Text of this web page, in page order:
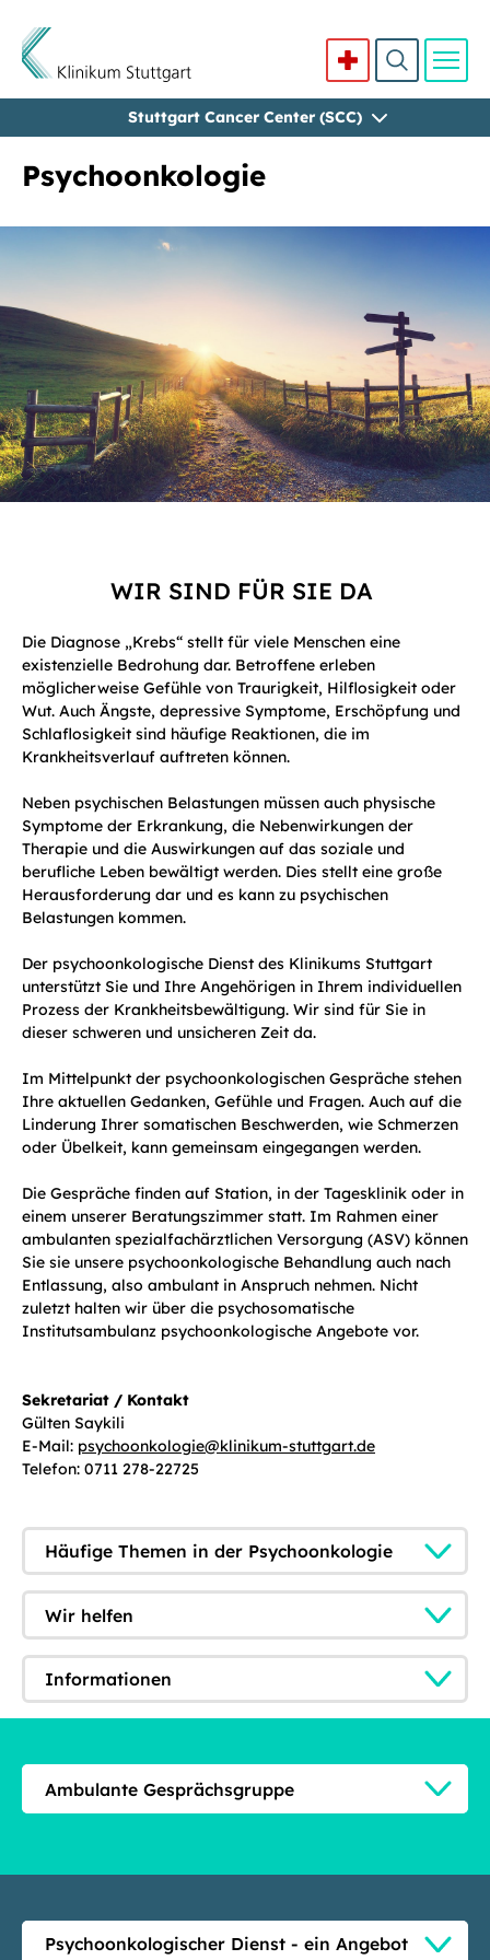
Stuttgart Cancer Center (SCC)
Psychoonkologie
WIR SIND FÜR SIE DA
Die Diagnose „Krebs“ stellt für viele Menschen eine
existenzielle Bedrohung dar. Betroffene erleben
möglicherweise Gefühle von Traurigkeit, Hilflosigkeit oder
Wut. Auch Ängste, depressive Symptome, Erschöpfung und
Schlaflosigkeit sind häufige Reaktionen, die im
Krankheitsverlauf auftreten können.
Neben psychischen Belastungen müssen auch physische
Symptome der Erkrankung, die Nebenwirkungen der
Therapie und die Auswirkungen auf das soziale und
berufliche Leben bewältigt werden. Dies stellt eine große
Herausforderung dar und es kann zu psychischen
Belastungen kommen.
Der psychoonkologische Dienst des Klinikums Stuttgart
unterstützt Sie und Ihre Angehörigen in Ihrem individuellen
Prozess der Krankheitsbewältigung. Wir sind für Sie in
dieser schweren und unsicheren Zeit da.
Im Mittelpunkt der psychoonkologischen Gespräche stehen
Ihre aktuellen Gedanken, Gefühle und Fragen. Auch auf die
Linderung Ihrer somatischen Beschwerden, wie Schmerzen
oder Übelkeit, kann gemeinsam eingegangen werden.
Die Gespräche finden auf Station, in der Tagesklinik oder in
einem unserer Beratungszimmer statt. Im Rahmen einer
ambulanten spezialfachärztlichen Versorgung (ASV) können
Sie sie unsere psychoonkologische Behandlung auch nach
Entlassung, also ambulant in Anspruch nehmen. Nicht
zuletzt halten wir über die psychosomatische
Institutsambulanz psychoonkologische Angebote vor.
Sekretariat / Kontakt
Gülten Saykili
E-Mail: psychoonkologie@klinikum-stuttgart.de
Telefon: 0711 278-22725
Häufige Themen in der Psychoonkologie
Wir helfen
Informationen
Ambulante Gesprächsgruppe
Psychoonkologischer Dienst - ein Angebot